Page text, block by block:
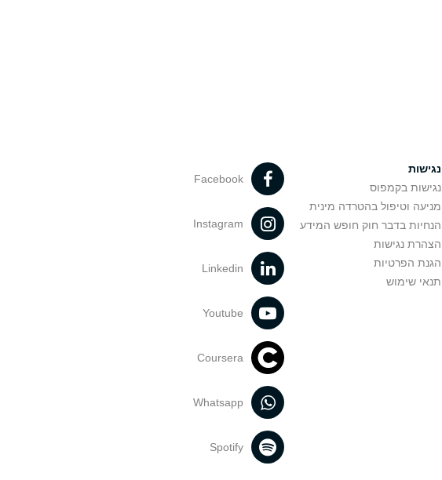
נגישות
נגישות בקמפוס
מניעה וטיפול בהטרדה מינית
הנחיות בדבר חוק חופש המידע
הצהרת נגישות
הגנת הפרטיות
תנאי שימוש
Facebook
Instagram
Linkedin
Youtube
Coursera
Whatsapp
Spotify